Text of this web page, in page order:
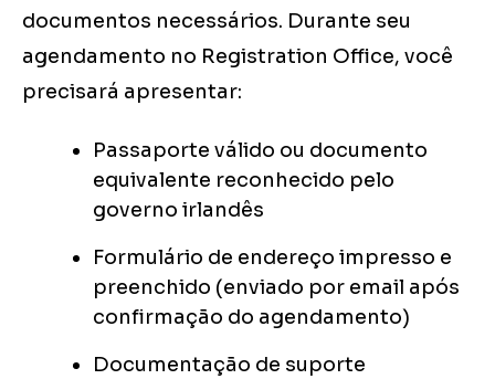
documentos necessários. Durante seu
agendamento no Registration Office, você
precisará apresentar:
Passaporte válido ou documento
equivalente reconhecido pelo
governo irlandês
Formulário de endereço impresso e
preenchido (enviado por email após
confirmação do agendamento)
Documentação de suporte